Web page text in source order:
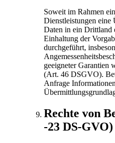
Soweit im Rahmen
Dienstleistungen eine
Daten in ein Drittland
Einhaltung der
durchgeführt,
geeigneter Garantien
(Art. 46 DSGVO).
Anfrage
Rechte von
-23 DS-GVO)